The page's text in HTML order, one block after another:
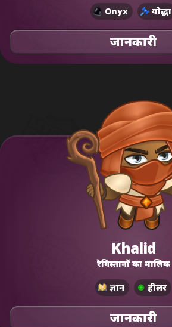
Onyx योद्धा
जानकारी
Khalid
रेगिस्तानों का मालिक
ज्ञान हीलर
जानकारी